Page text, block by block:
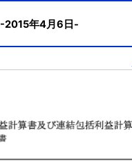
-2015年4月6日-